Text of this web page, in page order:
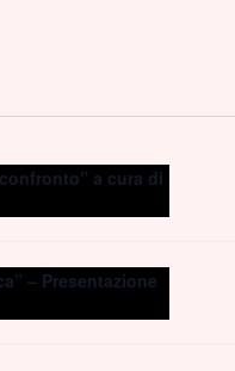
a cura di
– Presentazione